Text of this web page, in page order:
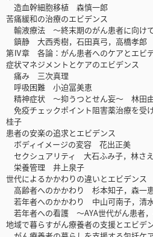
造血幹細胞移植 森慎一郎
苦痛緩和の治療のエビデンス
輸液療法 ～終末期のがん患者に向け
鎮静 大西秀樹，石田真弓，高橋孝郎
第Ⅳ章 各論：がん患者へのケアとエビ
症状マネジメントとケアのエビデンス
痛み 三次真理
呼吸困難 小迫冨美恵
精神症状 ～抑うつとせん妄～ 林田
免疫チェックポイント阻害薬治療を
桂子
患者の安楽の追求とエビデンス
ボディイメージの変容 花出正美
セクシュアリティ 大石ふみ子，林さ
栄養管理 井上泉子
世代によるかかわりの違いとエビデンス
高齢者へのかかわり 杉本知子，森一
若年者へのかかわり 中山可南子，清
若年者への看護 ～AYA世代がん患者
地域で暮らすがん療養者の支援とエビデ